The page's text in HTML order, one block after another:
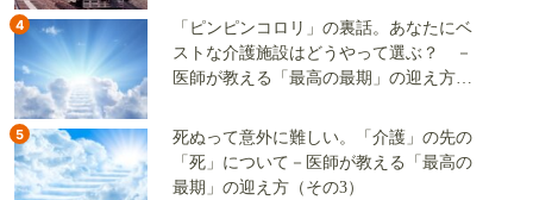
4
「ピンピンコロリ」の裏話。あなたにベ
ストな介護施設はどうやって選ぶ？ －
医師が教える「最高の最期」の迎え方
5
死ぬって意外に難しい。「介護」の先の
「死」について－医師が教える「最高の
最期」の迎え方（その3）